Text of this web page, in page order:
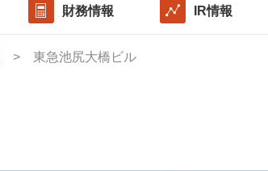
概要/沿革
ポートフォリオマップ
財務情報
格付けの情報
IR情報
IRライブラリー
東急(株)との協働体制
サステナビリティ方針・推進体制
東急池尻大橋ビル